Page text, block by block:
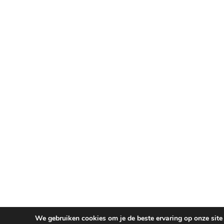
We gebruiken cookies om je de beste ervaring op onze site